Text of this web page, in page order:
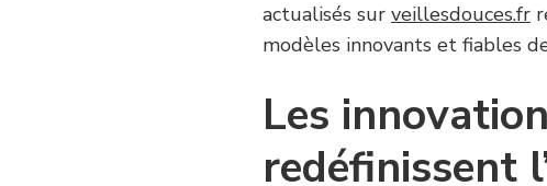
actualisés sur veillesdouces.fr
modèles innovants et fiables
Les
redéfinissent